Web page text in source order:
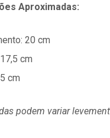
Aproximadas:
20 cm
cm
cm
podem variar